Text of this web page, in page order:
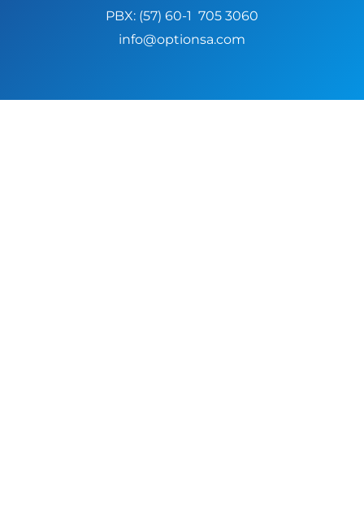
PBX: (57) 60-1 705 3060
info@optionsa.com